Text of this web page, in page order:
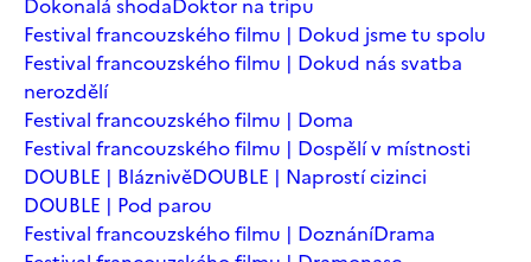
Festival francouzského filmu | Dokud jsme tu spolu
Festival francouzského filmu | Dokud nás svatba
nerozdělí
Festival francouzského filmu | Doma
Festival francouzského filmu | Dospělí v místnosti
DOUBLE | BláznivěDOUBLE | Naprostí cizinci
DOUBLE | Pod parou
Festival francouzského filmu | DoznáníDrama